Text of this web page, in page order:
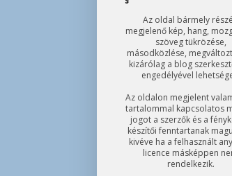
Az oldal bármely
megjelenő kép, hang,
szöveg tükrözése,
másodközlése,
kizárólag a blog
engedélyével
Az oldalon megjelent
tartalommal kapcsolatos
jogot a szerzők és a
készítői fenntartanak
kivéve ha a felhasznált
licence másképpen
rendelkezik.